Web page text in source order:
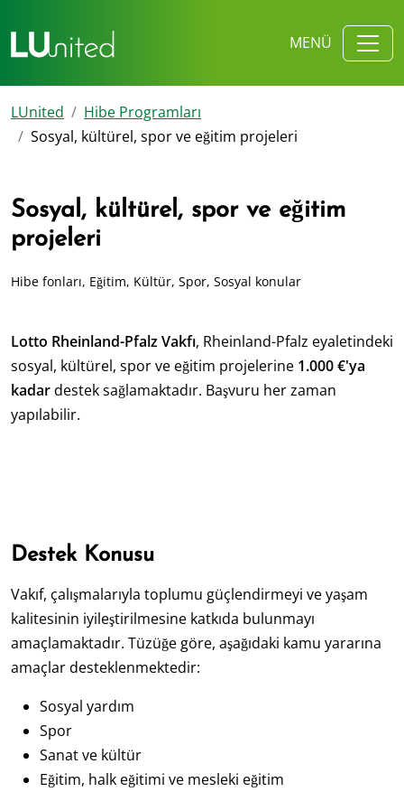
MENÜ
LUnited
Hibe Programları
Sosyal, kültürel, spor ve eğitim projeleri
Sosyal, kültürel, spor ve eğitim
projeleri
Hibe fonları, Eğitim, Kültür, Spor, Sosyal konular
Lotto Rheinland-Pfalz Vakfı, Rheinland-Pfalz eyaletindeki
sosyal, kültürel, spor ve eğitim projelerine 1.000 €'ya
kadardestek sağlamaktadır. Başvuru her zaman
yapılabilir.
Destek Konusu
Vakıf, çalışmalarıyla toplumu güçlendirmeyi ve yaşam
kalitesinin iyileştirilmesine katkıda bulunmayı
amaçlamaktadır. Tüzüğe göre, aşağıdaki kamu yararına
amaçlar desteklenmektedir:
Sosyal yardım
Spor
Sanat ve kültür
Eğitim, halk eğitimi ve mesleki eğitim